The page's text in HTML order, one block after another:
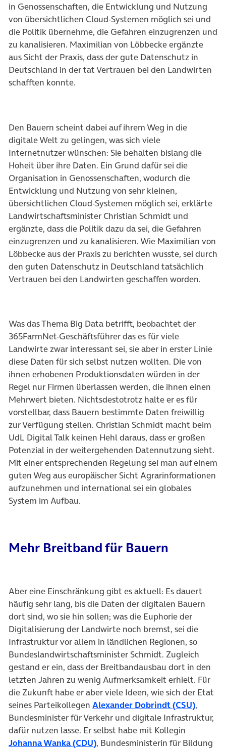
in Genossenschaften, die Entwicklung und Nutzung
von übersichtlichen Cloud-Systemen möglich sei und
die Politik übernehme, die Gefahren einzugrenzen und
zu kanalisieren. Maximilian von Löbbecke ergänzte
aus Sicht der Praxis, dass der gute Datenschutz in
Deutschland in der tat Vertrauen bei den Landwirten
schafften konnte.
Den Bauern scheint dabei auf ihrem Weg in die
digitale Welt zu gelingen, was sich viele
Internetnutzer wünschen: Sie behalten bislang die
Hoheit über ihre Daten. Ein Grund dafür sei die
Organisation in Genossenschaften, wodurch die
Entwicklung und Nutzung von sehr kleinen,
übersichtlichen Cloud-Systemen möglich sei, erklärte
Landwirtschaftsminister Christian Schmidt und
ergänzte, dass die Politik dazu da sei, die Gefahren
einzugrenzen und zu kanalisieren. Wie Maximilian von
Löbbecke aus der Praxis zu berichten wusste, sei durch
den guten Datenschutz in Deutschland tatsächlich
Vertrauen bei den Landwirten geschaffen worden.
Was das Thema Big Data betrifft, beobachtet der
365FarmNet-Geschäftsführer das es für viele
Landwirte zwar interessant sei, sie aber in erster Linie
diese Daten für sich selbst nutzen wollten. Die von
ihnen erhobenen Produktionsdaten würden in der
Regel nur Firmen überlassen werden, die ihnen einen
Mehrwert bieten. Nichtsdestotrotz halte er es für
vorstellbar, dass Bauern bestimmte Daten freiwillig
zur Verfügung stellen. Christian Schmidt macht beim
UdL Digital Talk keinen Hehl daraus, dass er großen
Potenzial in der weitergehenden Datennutzung sieht.
Mit einer entsprechenden Regelung sei man auf einem
guten Weg aus europäischer Sicht Agrarinformationen
aufzunehmen und international sei ein globales
System im Aufbau.
Mehr Breitband für Bauern
Aber eine Einschränkung gibt es aktuell: Es dauert
häufig sehr lang, bis die Daten der digitalen Bauern
dort sind, wo sie hin sollen; was die Euphorie der
Digitalisierung der Landwirte noch bremst, sei die
Infrastruktur vor allem in ländlichen Regionen, so
Bundeslandwirtschaftsminister Schmidt. Zugleich
gestand er ein, dass der Breitbandausbau dort in den
letzten Jahren zu wenig Aufmerksamkeit erhielt. Für
die Zukunft habe er aber viele Ideen, wie sich der Etat
seines Parteikollegen Alexander Dobrindt (CSU),
Bundesminister für Verkehr und digitale Infrastruktur,
dafür nutzen lasse. Er selbst habe mit Kollegin
Johanna Wanka (CDU), Bundesministerin für Bildung